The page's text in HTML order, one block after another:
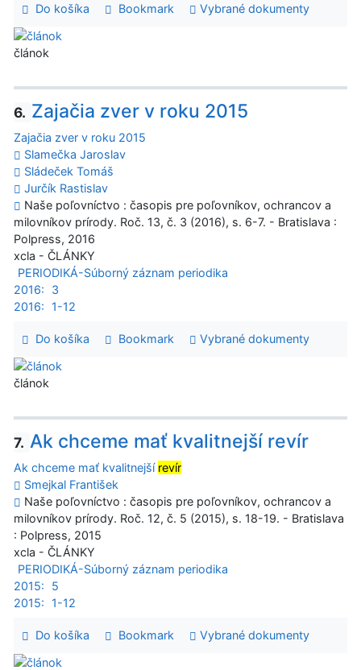
Do košíka Bookmark Vybrané dokumenty
článok
6. Zajačia zver v roku 2015
Zajačia zver v roku 2015
Slamečka Jaroslav
Sládeček Tomáš
Jurčík Rastislav
Naše poľovníctvo : časopis pre poľovníkov, ochrancov a
milovníkov prírody. Roč. 13, č. 3 (2016), s. 6-7. - Bratislava :
Polpress, 2016
xcla - ČLÁNKY
PERIODIKÁ-Súborný záznam periodika
2016:
3
2016:
1-12
Do košíka Bookmark Vybrané dokumenty
článok
7. Ak chceme mať kvalitnejší revír
Ak chceme mať kvalitnejší revír
Smejkal František
Naše poľovníctvo : časopis pre poľovníkov, ochrancov a
milovníkov prírody. Roč. 12, č. 5 (2015), s. 18-19. - Bratislava
: Polpress, 2015
xcla - ČLÁNKY
PERIODIKÁ-Súborný záznam periodika
2015:
5
2015:
1-12
Do košíka Bookmark Vybrané dokumenty